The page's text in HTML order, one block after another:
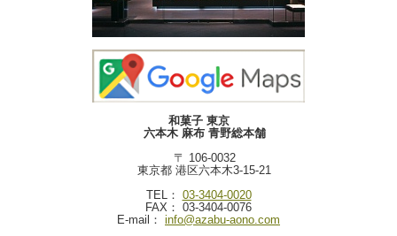
和菓子 東京
六本木 麻布 青野総本舗
〒 106-0032
東京都 港区六本木3-15-21
TEL： 03-3404-0020
FAX： 03-3404-0076
E-mail： info@azabu-aono.com